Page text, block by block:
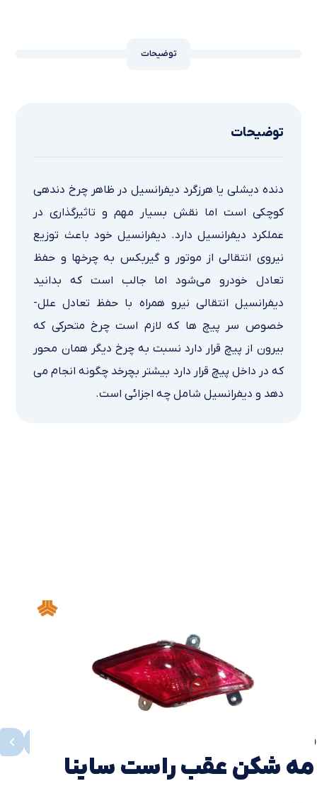
توضیحات
توضیحات
دنده دیشلی یا هرزگرد دیفرانسیل در ظاهر چرخ دنده­ی
کوچکی است اما نقش بسیار مهم و تاثیرگذاری در
عملکرد دیفرانسیل دارد. دیفرانسیل خود باعث توزیع
نیروی انتقالی از موتور و گیربکس به چرخ­ها و حفظ
تعادل خودرو می­‌شود اما جالب است که بدانید
دیفرانسیل انتقالی نیرو همراه با حفظ تعادل علل­
خصوص سر پیچ­ ها که لازم است چرخ متحرکی که
بیرون از پیچ قرار دارد نسبت به چرخ دیگر همان محور
که در داخل پیچ قرار دارد بیشتر بچرخد چگونه انجام می­‌
دهد و دیفرانسیل شامل چه اجزائی است.
محصولات مشابه
مه شکن عقب راست ساینا